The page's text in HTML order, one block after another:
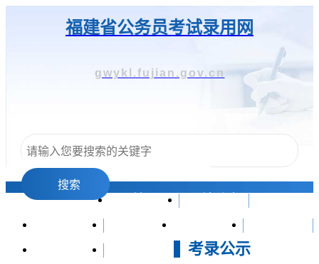
福建省公务员考试录用网
gwykl.fujian.gov.cn
搜索
考录动态
考录公示 遴选动态
政策法规
考录公示